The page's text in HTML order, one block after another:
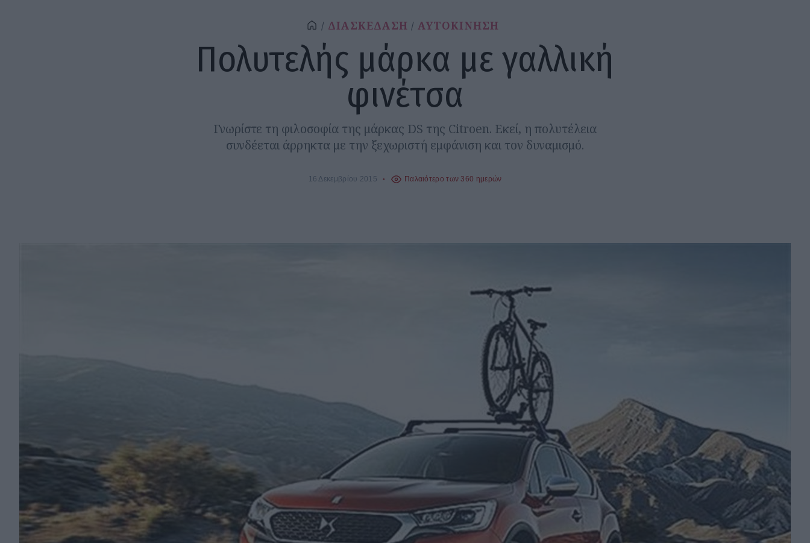
ΔΙΑΣΚΕΔΑΣΗ ΑΥΤΟΚΙΝΗΣΗ
Πολυτελής μάρκα με γαλλική
φινέτσα
Γνωρίστε τη φιλοσοφία της μάρκας DS της Citroen. Εκεί, η πολυτέλεια
συνδέεται άρρηκτα με την ξεχωριστή εμφάνιση και τον δυναμισμό.
16 Δεκεμβρίου 2015 Παλαιότερο των 360 ημερών